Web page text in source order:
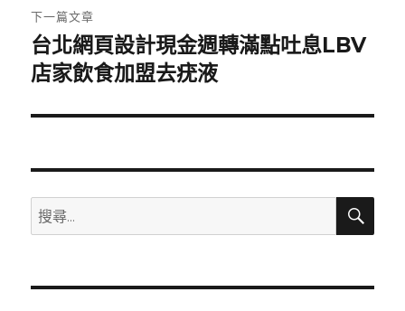
章:
下一篇文章
下
一
文
台北網頁設計現金週轉滿點吐息LBV
店家飲食加盟去疣液
搜
尋
鍵
搜